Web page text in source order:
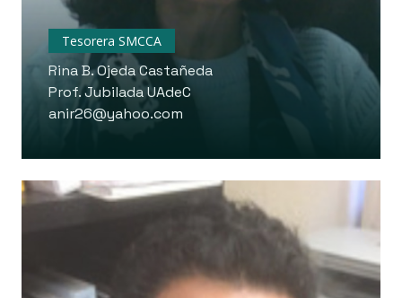
Tesorera SMCCA
Rina B. Ojeda Castañeda
Prof. Jubilada UAdeC
anir26@yahoo.com